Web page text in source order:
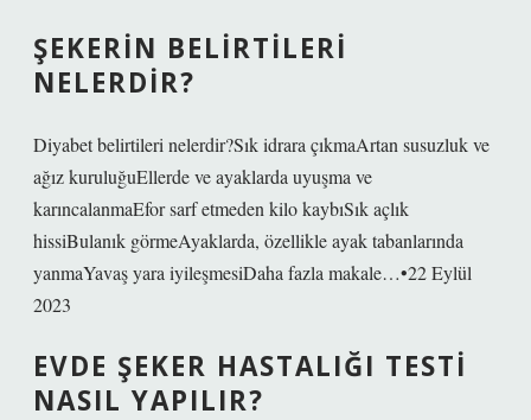
ŞEKERIN BELIRTILERI
NELERDIR?
Diyabet belirtileri nelerdir?Sık idrara çıkmaArtan susuzluk ve
ağız kuruluğuEllerde ve ayaklarda uyuşma ve
karıncalanmaEfor sarf etmeden kilo kaybıSık açlık
hissiBulanık görmeAyaklarda, özellikle ayak tabanlarında
yanmaYavaş yara iyileşmesiDaha fazla makale…•22 Eylül
2023
EVDE ŞEKER HASTALIĞI TESTI
NASIL YAPILIR?